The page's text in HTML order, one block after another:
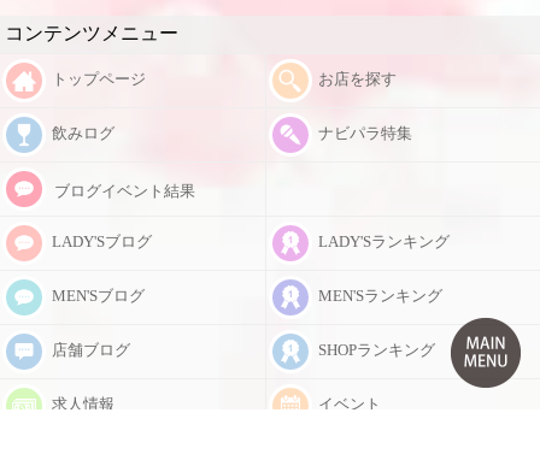
事処のご紹介や各種コースのご予
約もできますので、お気軽にご相
談ください♪ 💃 出勤嬢多数！幅広
い年代が活躍中✨ 20代・30代・
40代が在籍♪ 平日は約15名、週末
は20名以上が出勤しています✨
20年以上在籍している女の子から
新人さんまで〜 「楽しかった〜
😆」と笑顔で帰っていただけるお
店を目指しています✨ ✨ 「五十嵐
ゆき、80歳まで現役で！」を合言
葉に✨ 気づかいのできる、人とし
て愛されるステキな女性を目指
し、共に学び、共に成長していけ
るお店を日々つくり続けます😊
🍽 食事処アカウント
Instagram【@club_eye_foods1】
では、街中やおすすめの飲食店を
コンテンツメニュー
トップページ お店を探す
飲みログ ナビパラ特集
ブログイベント結果
LADY'Sブログ LADY'Sランキング
MEN'Sブログ MEN'Sランキング
店舗ブログ SHOPランキング
求人情報 イベント